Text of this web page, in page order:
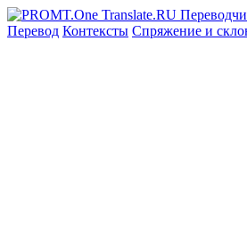
Перевод Контексты Спряжение и